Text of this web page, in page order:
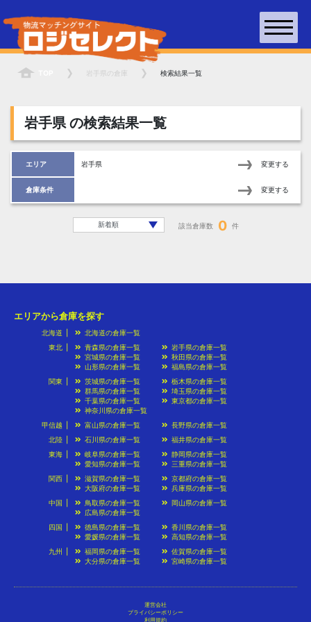
岩手県 の倉庫 検索結果一覧
岩手県の検索結果一覧
エリア 岩手県 変更する
倉庫条件 変更する
該当倉庫数 0 件
エリアから倉庫を探す
北海道
北海道の倉庫一覧
東北
青森県の倉庫一覧
岩手県の倉庫一覧
宮城県の倉庫一覧
秋田県の倉庫一覧
山形県の倉庫一覧
福島県の倉庫一覧
関東
茨城県の倉庫一覧
栃木県の倉庫一覧
群馬県の倉庫一覧
埼玉県の倉庫一覧
千葉県の倉庫一覧
東京都の倉庫一覧
神奈川県の倉庫一覧
甲信越
富山県の倉庫一覧
長野県の倉庫一覧
北陸
石川県の倉庫一覧
福井県の倉庫一覧
東海
岐阜県の倉庫一覧
静岡県の倉庫一覧
愛知県の倉庫一覧
三重県の倉庫一覧
関西
滋賀県の倉庫一覧
京都府の倉庫一覧
大阪府の倉庫一覧
兵庫県の倉庫一覧
中国
鳥取県の倉庫一覧
岡山県の倉庫一覧
広島県の倉庫一覧
四国
徳島県の倉庫一覧
香川県の倉庫一覧
愛媛県の倉庫一覧
高知県の倉庫一覧
九州
福岡県の倉庫一覧
佐賀県の倉庫一覧
大分県の倉庫一覧
宮崎県の倉庫一覧
運営会社
プライバシーポリシー
利用規約